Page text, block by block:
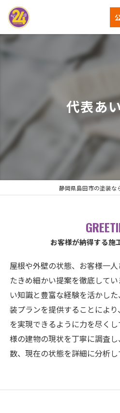
代表あ
静岡県島田市の塗装な
お客様が納得する施
屋根や外壁の状態、お客様一
たきめ細かい提案を徹底して
い知識と豊富な経験を活かし
装プランを提供することによ
を実現できるように力を尽く
様の建物の現状を丁寧に調査
数、現在の状態を詳細に分析し